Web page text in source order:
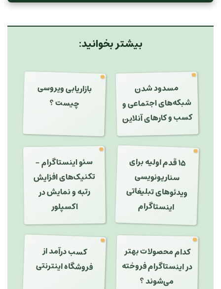
بیشتر بخوانید:
مسدود شدن
شبکه‌های اجتماعی و
کسب و کارهای آنلاین
بازاریابی ویروسی
چیست ؟
۱۵ قدم اولیه برای
سناریونویسی
ویدئوهای تبلیغاتی
اینستاگرام
سئو اینستاگرام -
تکنیک‌های افزایش
رتبه و نمایش در
اکسپلور
کدام محصولات بهتر
در اینستاگرام فروخته
می‌شوند ؟
کسب درآمد از
فروشگاه اینترنتی